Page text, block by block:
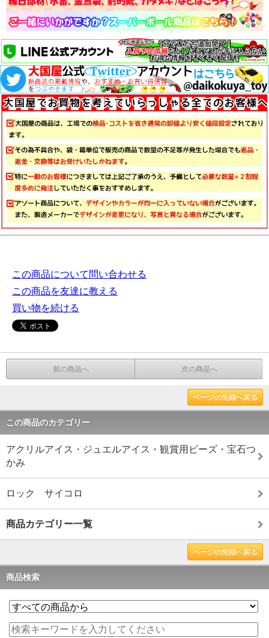
この商品について問い合わせる
この商品を友達に教える
買い物を続ける
前の商品へ 次の商品へ
ページの先頭へ戻る
この商品のカテゴリー
アクリルアイス・ジュエルアイス・観賞用ビーズ・宝石つ
かみ
ロック サイコロ
商品カテゴリー一覧
ページの先頭へ戻る
商品検索